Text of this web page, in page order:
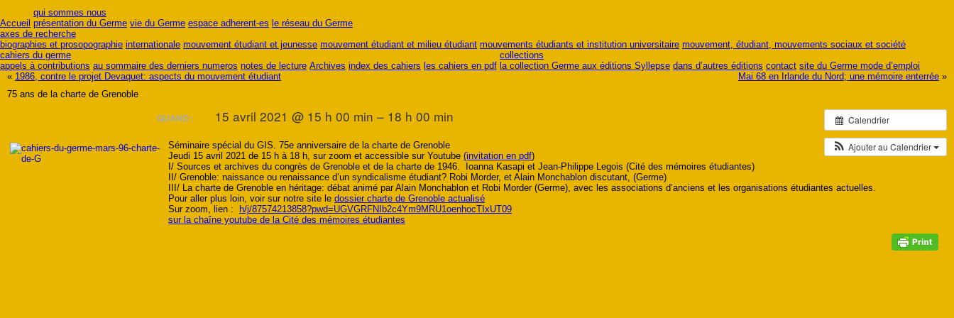
Accueil
qui sommes nous
présentation du Germe vie du Germe espace adherent-es le réseau du Germe
axes de recherche
biographies et prosopographie internationale mouvement étudiant et jeunesse mouvement étudiant et milieu étudiant mouvements étudiants et institution universitaire mouvement, étudiant, mouvements sociaux et société
cahiers du germe
appels à contributions au sommaire des derniers numeros notes de lecture Archives index des cahiers les cahiers en pdf
collections
la collection Germe aux éditions Syllepse dans d’autres éditions contact site du Germe mode d’emploi
« 1986, contre le projet Devaquet: aspects du mouvement étudiant Mai 68 en Irlande du Nord; une mémoire enterrée »
75 ans de la charte de Grenoble
Calendrier
Ajouter au Calendrier
QUAND : 15 avril 2021 @ 15 h 00 min – 18 h 00 min
Séminaire spécial du GIS. 75e anniversaire de la charte de Grenoble
Jeudi 15 avril 2021 de 15 h à 18 h, sur zoom et accessible sur Youtube (invitation en pdf)
I/ Sources et archives du congrès de Grenoble et de la charte de 1946. Ioanna Kasapi et Jean-Philippe Legois (Cité des mémoires étudiantes)
II/ Grenoble: naissance ou renaissance d’un syndicalisme étudiant? Robi Morder, et Alain Monchablon discutant, (Germe)
III/ La charte de Grenoble en héritage: débat animé par Alain Monchablon et Robi Morder (Germe), avec les associations d’anciens et les organisations étudiantes actuelles.
Pour aller plus loin, voir sur notre site le dossier charte de Grenoble actualisé
Sur zoom, lien : h/j/87574213858?pwd=UGVGRFNIb2c4Ym9MRU1oenhocTIxUT09
sur la chaîne youtube de la Cité des mémoires étudiantes